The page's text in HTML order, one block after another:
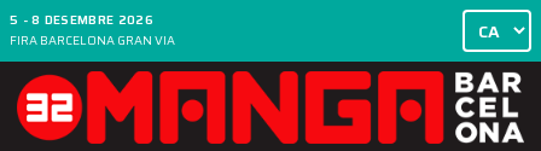
5 - 8 DESEMBRE 2026
FIRA BARCELONA GRAN VIA